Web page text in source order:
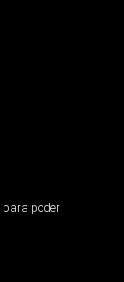
para poder